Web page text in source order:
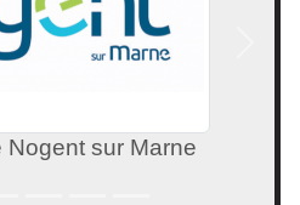
Marne